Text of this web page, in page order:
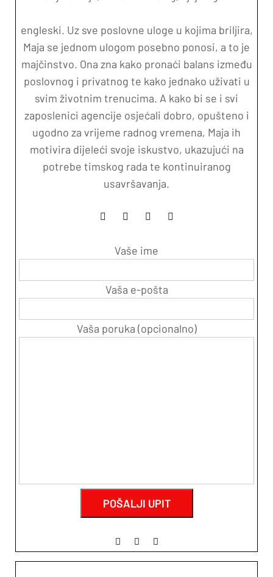
engleski. Uz sve poslovne uloge u kojima briljira,
Maja se jednom ulogom posebno ponosi, a to je
majčinstvo. Ona zna kako pronaći balans između
poslovnog i privatnog te kako jednako uživati u
svim životnim trenucima. A kako bi se i svi
zaposlenici agencije osjećali dobro, opušteno i
ugodno za vrijeme radnog vremena, Maja ih
motivira dijeleći svoje iskustvo, ukazujući na
potrebe timskog rada te kontinuiranog
usavršavanja.
Vaše ime
Vaša e-pošta
Vaša poruka (opcionalno)